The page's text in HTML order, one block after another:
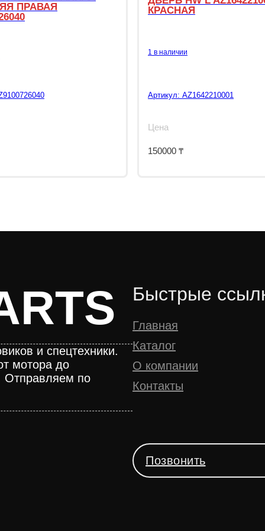
ПРАВАЯ
КРАСНАЯ
1 в наличии
Артикул: AZ1642210001
Цена
150000 ₸
и спецтехники.
мотора до
Отправляем по
Быстрые
Главная
Каталог
О компании
Контакты
Позвонить